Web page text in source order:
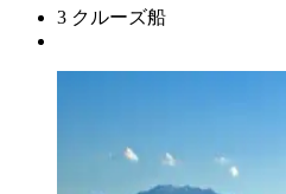
3 クルーズ船